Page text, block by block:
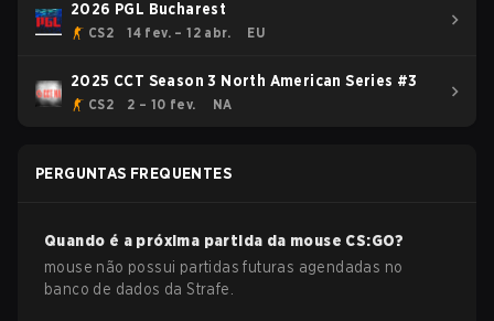
2026 PGL Bucharest
CS2 14 fev. – 12 abr. EU
2025 CCT Season 3 North American Series #3
CS2 2 – 10 fev. NA
PERGUNTAS FREQUENTES
Quando é a próxima partida da mouse CS:GO?
mouse não possui partidas futuras agendadas no
banco de dados da Strafe.